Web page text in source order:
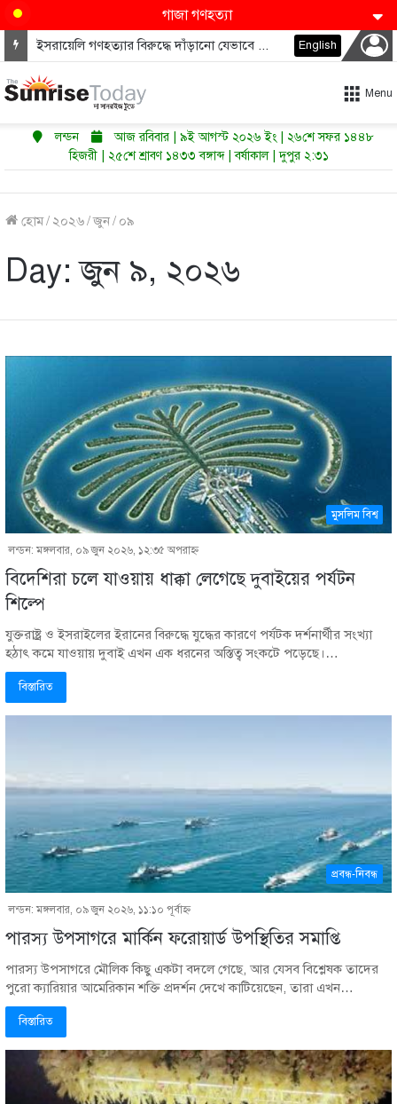
গাজা গণহত্যা
ইসরায়েলি গণহত্যার বিরুদ্ধে দাঁড়ানো যেভাবে ডেমোক্র্যাটদের নভেম্বরে কংগ্রেস জিতাতে পারে English
Menu
লন্ডন
আজ রবিবার | ৯ই আগস্ট ২০২৬ ইং | ২৬শে সফর ১৪৪৮
হিজরী | ২৫শে শ্রাবণ ১৪৩৩ বঙ্গাব্দ | বর্ষাকাল | দুপুর ২:৩১
হোম/ ২০২৬/জুন/ ০৯
Day:জুন ৯, ২০২৬
মুসলিম বিশ্ব
লন্ডন: মঙ্গলবার, ০৯ জুন ২০২৬, ১২:৩৫ অপরাহ্ণ
বিদেশিরা চলে যাওয়ায় ধাক্কা লেগেছে দুবাইয়ের পর্যটন
শিল্পে
যুক্তরাষ্ট্র ও ইসরাইলের ইরানের বিরুদ্ধে যুদ্ধের কারণে পর্যটক দর্শনার্থীর সংখ্যা
হঠাৎ কমে যাওয়ায় দুবাই এখন এক ধরনের অস্তিত্ব সংকটে পড়েছে।…
বিস্তারিত
প্রবন্ধ-নিবন্ধ
লন্ডন: মঙ্গলবার, ০৯ জুন ২০২৬, ১১:১০ পূর্বাহ্ণ
পারস্য উপসাগরে মার্কিন ফরোয়ার্ড উপস্থিতির সমাপ্তি
পারস্য উপসাগরে মৌলিক কিছু একটা বদলে গেছে, আর যেসব বিশ্লেষক তাদের
পুরো ক্যারিয়ার আমেরিকান শক্তি প্রদর্শন দেখে কাটিয়েছেন, তারা এখন…
বিস্তারিত